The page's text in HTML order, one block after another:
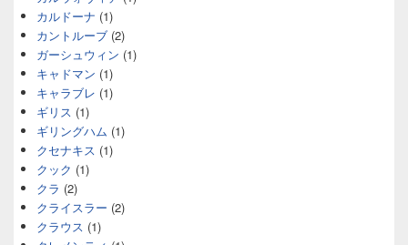
カルドーナ (1)
カントルーブ (2)
ガーシュウィン (1)
キャドマン (1)
キャラブレ (1)
ギリス (1)
ギリングハム (1)
クセナキス (1)
クック (1)
クラ (2)
クライスラー (2)
クラウス (1)